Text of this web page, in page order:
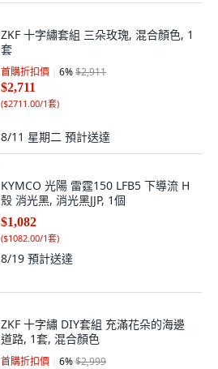
ZKF 十字繡套組 三朵玫瑰, 混合顏色, 1
套
首購折扣價 6%$2,911
$2,711
($2711.00/1套)
8/11 星期二 預計送達
KYMCO 光陽 雷霆150 LFB5 下導流 H
殼 消光黑, 消光黑JJP, 1個
$1,082
($1082.00/1套)
8/19 預計送達
ZKF 十字繡 DIY套組 充滿花朵的海邊
道路, 1套, 混合顏色
首購折扣價 6%$2,999